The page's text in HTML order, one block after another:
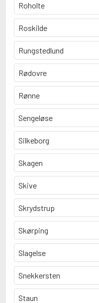
Roholte
Roskilde
Rungstedlund
Rødovre
Rønne
Sengeløse
Silkeborg
Skagen
Skive
Skrydstrup
Skørping
Slagelse
Snekkersten
Staun